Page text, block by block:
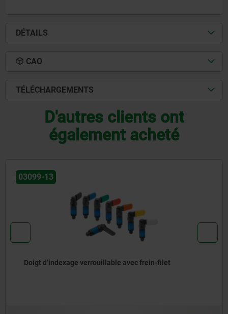
DÉTAILS
CAO
TÉLÉCHARGEMENTS
D'autres clients ont
également acheté
03099
Doigt d’indexage verrouillable